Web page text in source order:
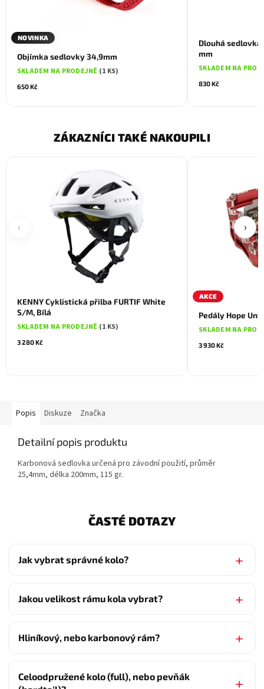
NOVINKA
Objímka sedlovky 34,9mm
SKLADEM NA PRODEJNĚ (1 KS)
650 Kč
Dlouhá sedlovka
mm
SKLADEM NA
830 Kč
ZÁKAZNÍCI TAKÉ NAKOUPILI
‹
KENNY Cyklistická přilba FURTIF White
S/M, Bílá
SKLADEM NA PRODEJNĚ (1 KS)
3 280 Kč
AKCE
Pedály Hope
SKLADEM NA
3 930 Kč
›
Popis Diskuze Značka
Detailní popis produktu
Karbonová sedlovka určená pro závodní použití, průměr
25,4mm, délka 200mm, 115 gr.
ČASTÉ DOTAZY
Jak vybrat správné kolo?
Jakou velikost rámu kola vybrat?
Hliníkový, nebo karbonový rám?
Celoodpružené kolo (full), nebo pevňák